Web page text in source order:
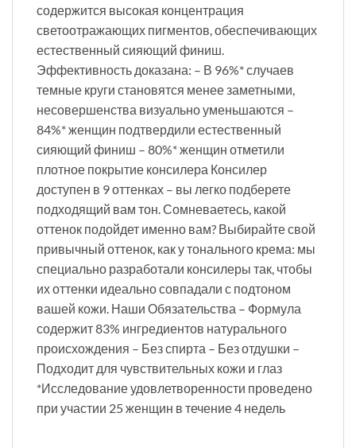
содержится высокая концентрация
светоотражающих пигментов, обеспечивающих
естественный сияющий финиш.
Эффективность доказана: – В 96%* случаев
темные круги становятся менее заметными,
несовершенства визуально уменьшаются –
84%* женщин подтвердили естественный
сияющий финиш – 80%* женщин отметили
плотное покрытие консилера Консилер
доступен в 9 оттенках – вы легко подберете
подходящий вам тон. Сомневаетесь, какой
оттенок подойдет именно вам? Выбирайте свой
привычный оттенок, как у тонального крема: мы
специально разработали консилеры так, чтобы
их оттенки идеально совпадали с подтоном
вашей кожи. Наши Обязательства – Формула
содержит 83% ингредиентов натурального
происхождения – Без спирта – Без отдушки –
Подходит для чувствительных кожи и глаз
*Исследование удовлетворенности проведено
при участии 25 женщин в течение 4 недель